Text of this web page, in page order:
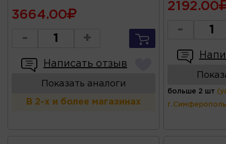
3664.00
- +
Написать отзыв
Показать аналоги
В 2-х и более магазинах
2192.00
-
больше 2 шт